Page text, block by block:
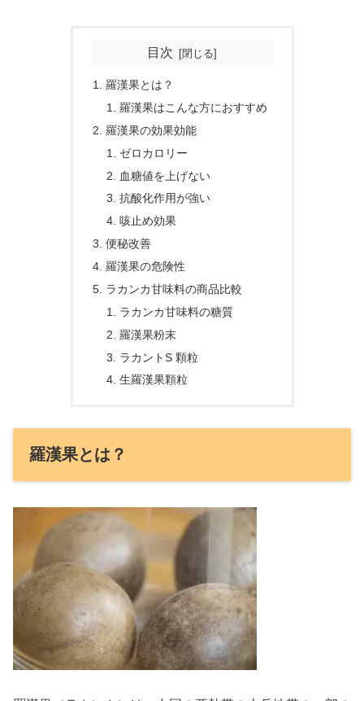
目次
羅漢果とは？
羅漢果はこんな方におすすめ
羅漢果の効果効能
ゼロカロリー
血糖値を上げない
抗酸化作用が強い
咳止め効果
便秘改善
羅漢果の危険性
ラカンカ甘味料の商品比較
ラカンカ甘味料の糖質
羅漢果粉末
ラカントS 顆粒
生羅漢果顆粒
羅漢果とは？